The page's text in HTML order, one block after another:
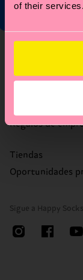
of their services.
Sobre nosotros
Regalos de
Tiendas
Oportunidades
Sigue a Happy Socks